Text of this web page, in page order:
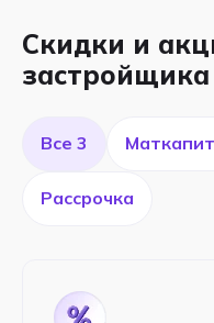
Скидки и
Все 3
Рассрочка